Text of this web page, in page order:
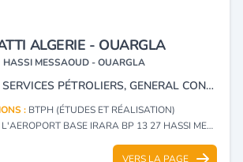
ALGERIE - OUARGLA
HASSI MESSAOUD - OUARGLA
ENTREPRISE DE SERVICES PÉTROLIERS, GENERAL CONTARTOR OIL AND GAS.
: BTPH (ÉTUDES ET RÉALISATION)
BASE IRARA BP 13 27 HASSI MESSAOUD - OUARGLA
VERS LA PAGE